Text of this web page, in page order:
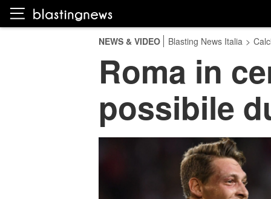
NEWS & VIDEO Blasting News Italia >
Roma in
possibile